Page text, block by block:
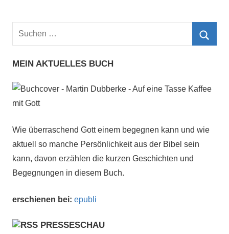
Suchen
MEIN AKTUELLES BUCH
Wie überraschend Gott einem begegnen kann und wie
aktuell so manche Persönlichkeit aus der Bibel sein
kann, davon erzählen die kurzen Geschichten und
Begegnungen in diesem Buch.
erschienen bei: epubli
PRESSESCHAU